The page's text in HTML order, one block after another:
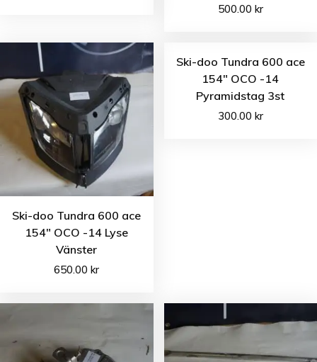
500.00 kr
Ski-doo Tundra 600 ace
154″ OCO -14 Lyse
Vänster
650.00kr
Ski-doo Tundra 600 ace
154″ OCO -14
Pyramidstag 3st
300.00 kr